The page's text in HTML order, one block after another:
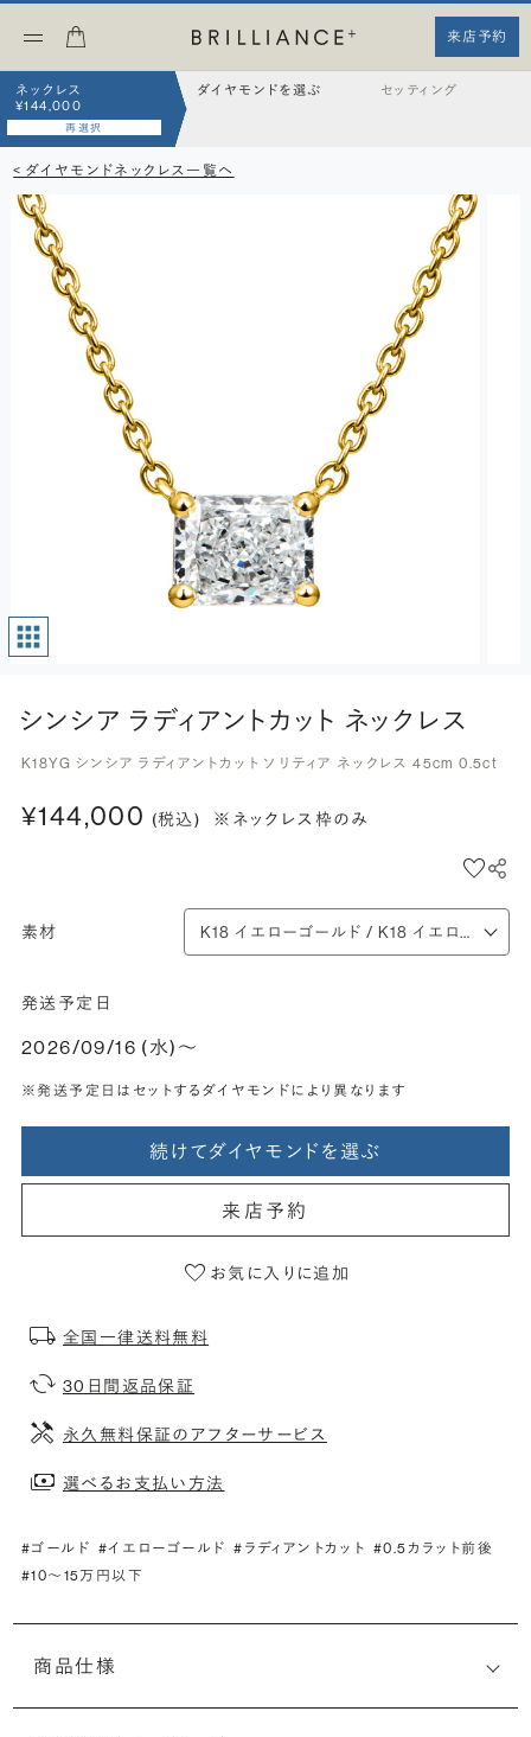
来店予約
ネックレス
¥144,000
再選択
ダイヤモンドを選ぶ セッティング
< ダイヤモンドネックレス一覧へ
シンシア ラディアントカット ネックレス
K18YG シンシア ラディアントカット ソリティア ネックレス 45cm 0.5ct
¥144,000 (税込) ※ネックレス枠のみ
素材
発送予定日
2026/09/16 (水)〜
※発送予定日はセットするダイヤモンドにより異なります
続けてダイヤモンドを選ぶ
来店予約
お気に入りに追加
全国一律送料無料
30日間返品保証
永久無料保証のアフターサービス
選べるお支払い方法
#ゴールド #イエローゴールド #ラディアントカット #0.5カラット前後
#10〜15万円以下
商品仕様